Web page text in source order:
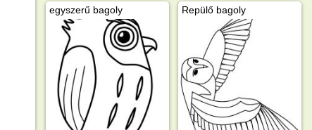
egyszerű bagoly Repülő bagoly